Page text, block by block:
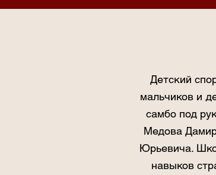
Детский
мальчиков и
самбо под
Медова
Юрьевича.
навыков